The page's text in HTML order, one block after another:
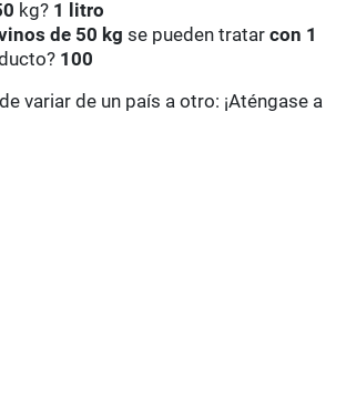
kg? 1 litro
de 50 kg se pueden tratarcon 1
100
variar de un país a otro: ¡Aténgase a